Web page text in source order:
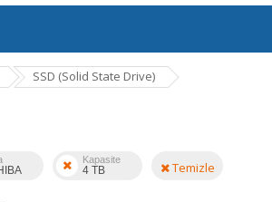
SSD (Solid State Drive)
Kapasite
4 TB Temizle